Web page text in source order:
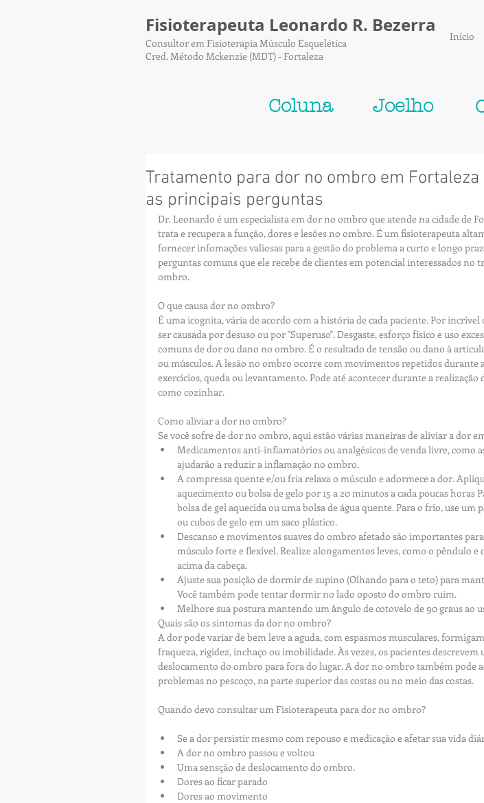
Fisioterapeuta Leonardo R. Bezerra
Consultor em Fisioterapia Músculo Esquelética
Cred. Método Mckenzie (MDT) - Fortaleza
Início
Coluna Joelho
Tratamento para dor no ombro em
as principais perguntas
Dr. Leonardo é um especialista em dor no ombro que atende na cidade de
trata e recupera a função, dores e lesões no ombro. É um fisioterapeuta
fornecer infomações valiosas para a gestão do problema a curto e longo
perguntas comuns que ele recebe de clientes em potencial interessados ​​no
ombro.
O que causa dor no ombro?
É uma icognita, vária de acordo com a história de cada paciente. Por incrível
ser causada por desuso ou por "Superuso". Desgaste, esforço físico e uso
comuns de dor ou dano no ombro. É o resultado de tensão ou dano à
ou músculos. A lesão no ombro ocorre com movimentos repetidos durante
exercícios, queda ou levantamento. Pode até acontecer durante a realização
como cozinhar.
Como aliviar a dor no ombro?
Se você sofre de dor no ombro, aqui estão várias maneiras de aliviar a dor
Medicamentos anti-inflamatórios ou analgésicos de venda livre, como
ajudarão a reduzir a inflamação no ombro.
A compressa quente e/ou fria relaxa o músculo e adormece a dor.
aquecimento ou bolsa de gelo por 15 a 20 minutos a cada poucas horas
bolsa de gel aquecida ou uma bolsa de água quente. Para o frio, use um
ou cubos de gelo em um saco plástico.
Descanso e movimentos suaves do ombro afetado são importantes
músculo forte e flexível. Realize alongamentos leves, como o pêndulo
acima da cabeça.
Ajuste sua posição de dormir de supino (Olhando para o teto) para
Você também pode tentar dormir no lado oposto do ombro ruim.
Melhore sua postura mantendo um ângulo de cotovelo de 90 graus ao
Quais são os sintomas da dor no ombro?
A dor pode variar de bem leve a aguda, com espasmos musculares,
fraqueza, rigidez, inchaço ou imobilidade. Às vezes, os pacientes descrevem
deslocamento do ombro para fora do lugar. A dor no ombro também pode
problemas no pescoço, na parte superior das costas ou no meio das costas.
Quando devo consultar um Fisioterapeuta para dor no ombro?
Se a dor persistir mesmo com repouso e medicação e afetar sua vida
A dor no ombro passou e voltou
Uma sensção de deslocamento do ombro.
Dores ao ficar parado
Dores ao movimento